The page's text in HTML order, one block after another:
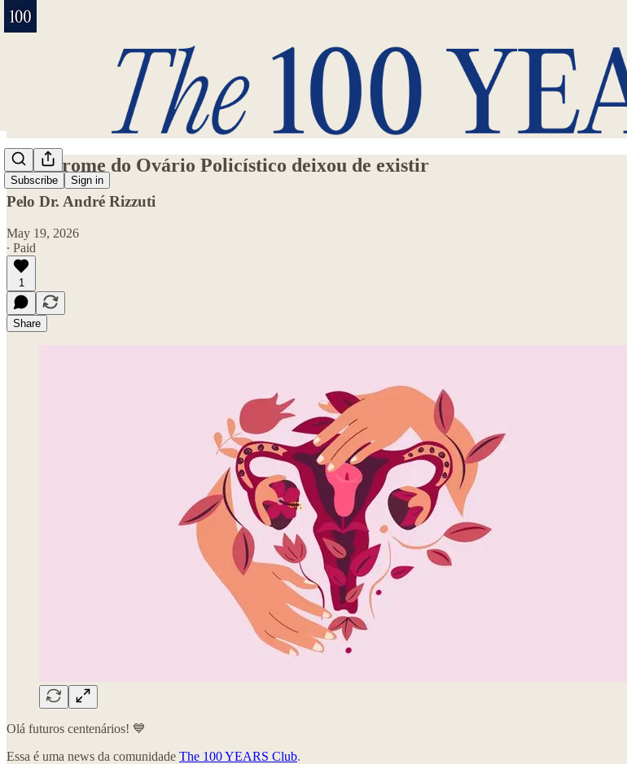
Subscribe Sign in
A Síndrome do Ovário Policístico deixou de existir
Pelo Dr. André Rizzuti
May 19, 2026
∙ Paid
1
Share
Olá futuros centenários! 💙
Essa é uma news da comunidade The 100 YEARS Club.